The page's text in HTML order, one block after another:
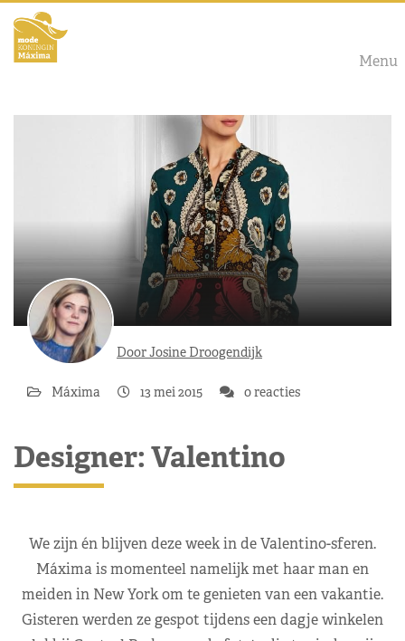
Menu
Door Josine Droogendijk
Máxima 13 mei 2015 0 reacties
Designer: Valentino
We zijn én blijven deze week in de Valentino-sferen.
Máxima is momenteel namelijk met haar man en
meiden in New York om te genieten van een vakantie.
Gisteren werden ze gespot tijdens een dagje winkelen